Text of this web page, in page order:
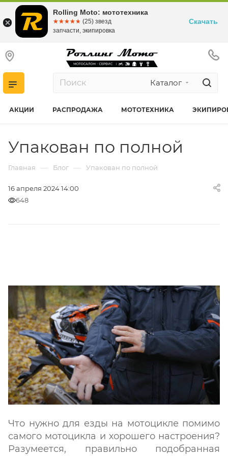
Каталог
АКЦИИ РАСПРОДАЖА МОТОТЕХНИКА
Упакован по полной
Главная — Блог — Упакован по полной
16 апреля 2024 14:00
648
Что нужно для езды на мотоцикле помимо
самого мотоцикла и хорошего настроения?
Разумеется, правильно подобранная
Rolling Moto: мототехника
☆☆☆☆☆
★★★★★ (25) звезд
запчасти, экипировка
Скачать